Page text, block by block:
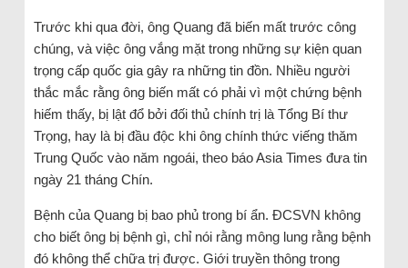
Trước khi qua đời, ông Quang đã biến mất trước công
chúng, và việc ông vắng mặt trong những sự kiện quan
trọng cấp quốc gia gây ra những tin đồn. Nhiều người
thắc mắc rằng ông biến mất có phải vì một chứng bệnh
hiếm thấy, bị lật đổ bởi đối thủ chính trị là Tổng Bí thư
Trọng, hay là bị đầu độc khi ông chính thức viếng thăm
Trung Quốc vào năm ngoái, theo báo Asia Times đưa tin
ngày 21 tháng Chín.
Bệnh của Quang bị bao phủ trong bí ẩn. ĐCSVN không
cho biết ông bị bệnh gì, chỉ nói rằng mông lung rằng bệnh
đó không thể chữa trị được. Giới truyền thông trong